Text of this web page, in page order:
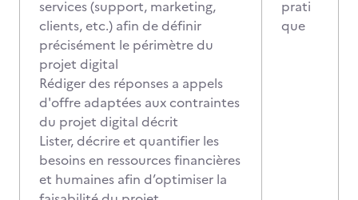
services (support, marketing,
clients, etc.) afin de définir
précisément le périmètre du
projet digital
Rédiger des réponses a appels
d'offre adaptées aux contraintes
du projet digital décrit
Lister, décrire et quantifier les
besoins en ressources financières
et humaines afin d’optimiser la
prati
que